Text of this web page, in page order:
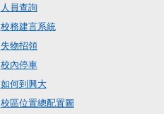
人員查詢
校務建言系統
失物招領
校內停車
如何到興大
校區位置總配置圖